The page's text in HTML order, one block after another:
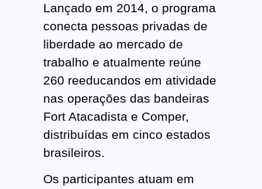
Lançado em 2014, o programa
conecta pessoas privadas de
liberdade ao mercado de
trabalho e atualmente reúne
260 reeducandos em atividade
nas operações das bandeiras
Fort Atacadista e Comper,
distribuídas em cinco estados
brasileiros.
Os participantes atuam em